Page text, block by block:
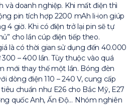
và doanh nghiệp. Khi mất điện thì
pin tích hợp 2200 mAh li-ion giúp
4 giờ. Khi có điện trở lại pin sẽ tự
cho lần cúp điện tiếp theo.
là có thời gian sử dụng đến 40.000
– 400 lần. Tùy thuộc vào quá
mới thay thế một lần. Bóng đèn
dòng điện 110 – 240 V, cung cấp
chuẩn như E26 cho Bắc Mỹ, E27
quốc Anh, Ấn Độ… Nhóm nghiên